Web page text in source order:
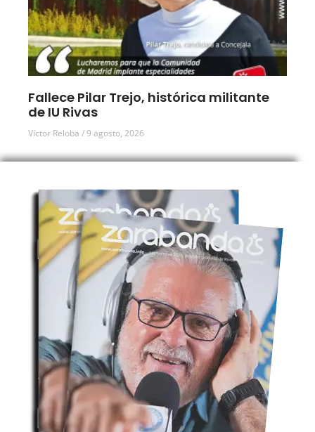
Fallece Pilar Trejo, histórica militante
de IU Rivas
Víctor Reloba 9 agosto, 2026